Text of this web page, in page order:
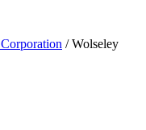
/ Wolseley